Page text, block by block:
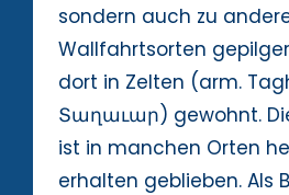
sondern auch zu
Wallfahrtsorten
dort in Zelten (arm.
Տաղաւար) gewohnt.
ist in manchen Orten
erhalten geblieben. Als